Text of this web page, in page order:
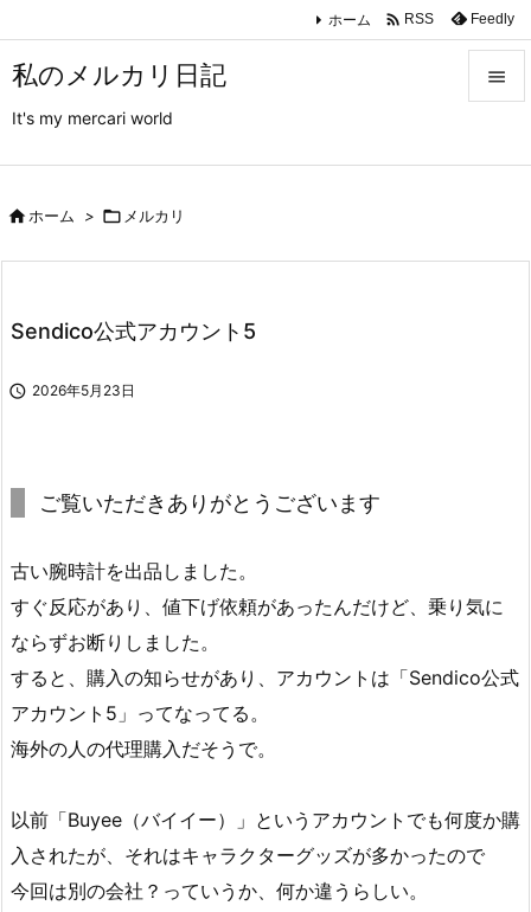
私のメルカリ日記
It's my mercari world

ホーム  RSS Feedly
ホーム >  メルカリ
Sendico公式アカウント5
 2026年5月23日
ご覧いただきありがとうございます
古い腕時計を出品しました。
すぐ反応があり、値下げ依頼があったんだけど、乗り気に
ならずお断りしました。
すると、購入の知らせがあり、アカウントは「Sendico公式
アカウント5」ってなってる。
海外の人の代理購入だそうで。
以前「Buyee（バイイー）」というアカウントでも何度か購
入されたが、それはキャラクターグッズが多かったので
今回は別の会社？っていうか、何か違うらしい。